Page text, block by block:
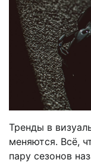
Тренды в
меняются. Всё,
пару сезонов